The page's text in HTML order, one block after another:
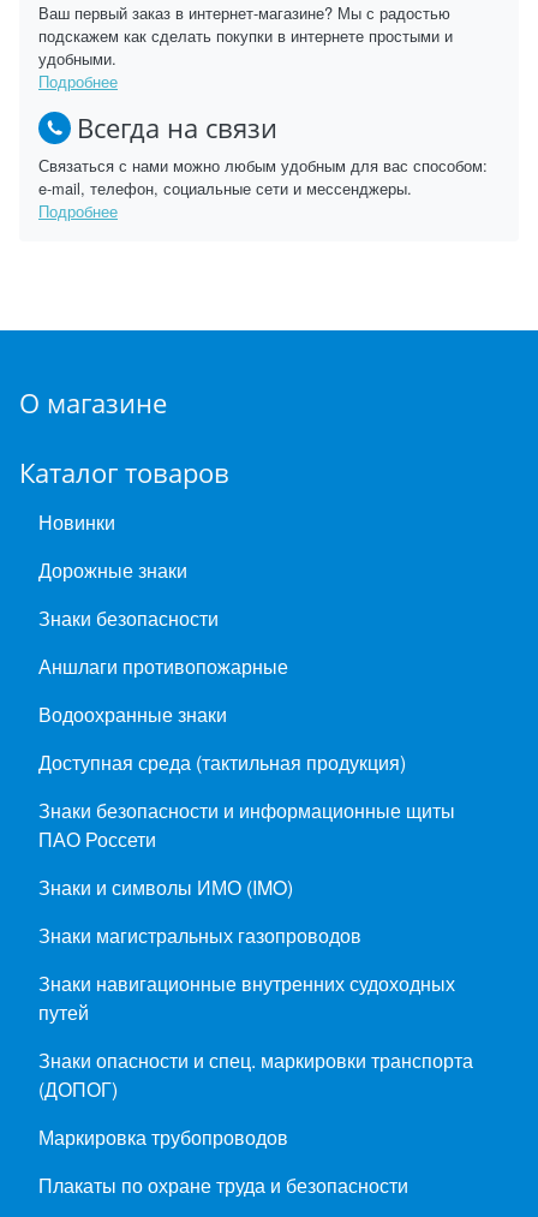
Ваш первый заказ в интернет-магазине? Мы с радостью
подскажем как сделать покупки в интернете простыми и
удобными.
Подробнее
Всегда на связи
Связаться с нами можно любым удобным для вас способом:
e-mail, телефон, социальные сети и мессенджеры.
Подробнее
О магазине
Каталог товаров
Новинки
Дорожные знаки
Знаки безопасности
Аншлаги противопожарные
Водоохранные знаки
Доступная среда (тактильная продукция)
Знаки безопасности и информационные щиты
ПАО Россети
Знаки и символы ИМО (IMO)
Знаки магистральных газопроводов
Знаки навигационные внутренних судоходных
путей
Знаки опасности и спец. маркировки транспорта
(ДОПОГ)
Маркировка трубопроводов
Плакаты по охране труда и безопасности